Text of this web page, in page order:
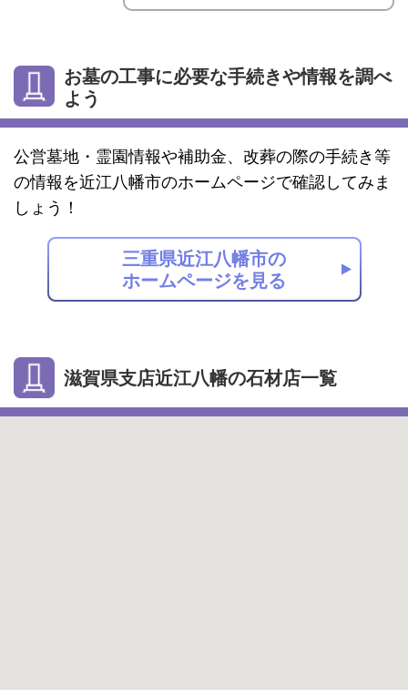
お墓の工事に必要な手続きや情報を調べ
よう
公営墓地・霊園情報や補助金、改葬の際の手続き等
の情報を近江八幡市のホームページで確認してみま
しょう！
三重県近江八幡市の
ホームページを見る
滋賀県支店近江八幡の石材店一覧